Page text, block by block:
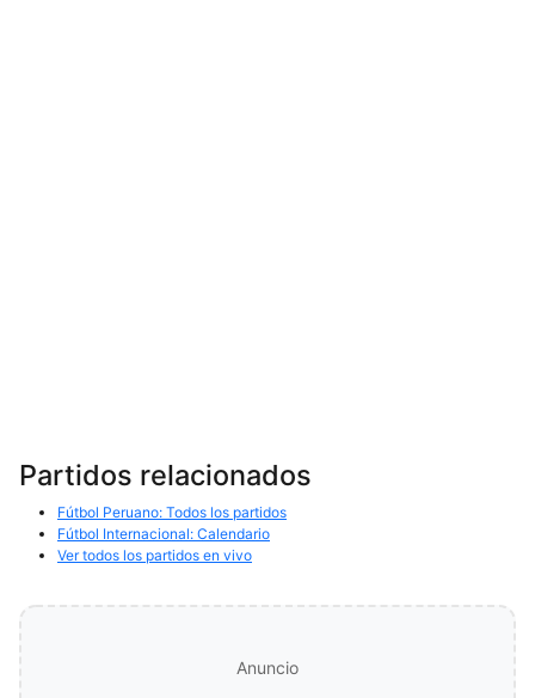
Partidos relacionados
Fútbol Peruano: Todos los partidos
Fútbol Internacional: Calendario
Ver todos los partidos en vivo
Anuncio